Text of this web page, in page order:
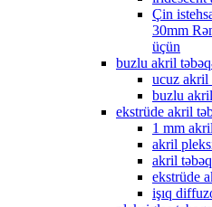
Çin
30mm
üçün
buzlu akril
ucuz akril
buzlu
ekstrüde akril
1 mm
akril
akril
ekstrüde
işıq